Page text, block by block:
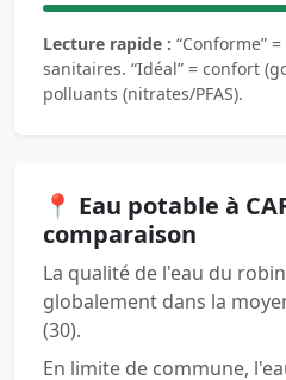
Lecture rapide : “Conforme”
sanitaires. “Idéal” = confort
polluants (nitrates/PFAS).
📍 Eau potable à
comparaison
La qualité de l'eau du
globalement dans la
(30).
En limite de commune,